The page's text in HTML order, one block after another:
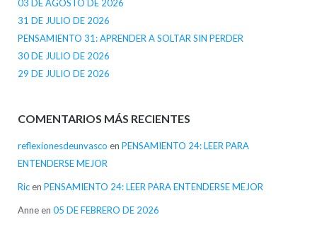
03 DE AGOSTO DE 2026
31 DE JULIO DE 2026
PENSAMIENTO 31: APRENDER A SOLTAR SIN PERDER
30 DE JULIO DE 2026
29 DE JULIO DE 2026
COMENTARIOS MÁS RECIENTES
reflexionesdeunvasco en PENSAMIENTO 24: LEER PARA
ENTENDERSE MEJOR
Ricen PENSAMIENTO 24: LEER PARA ENTENDERSE MEJOR
Anneen 05 DE FEBRERO DE 2026